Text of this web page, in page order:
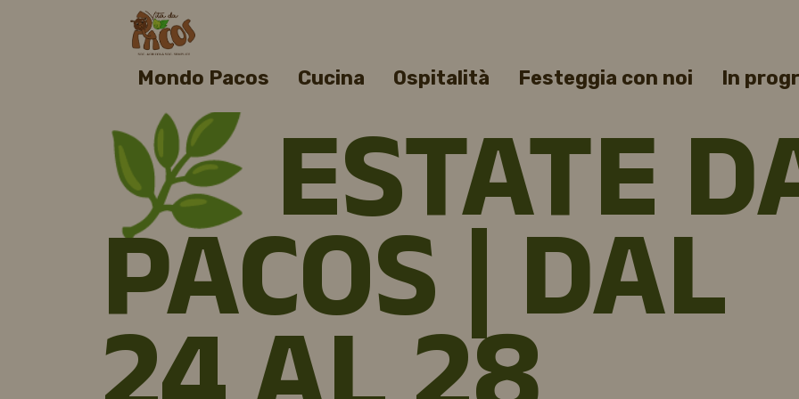
Mondo Pacos Cucina Ospitalità Festeggia con noi In
🌿 ESTATE
PACOS | DAL